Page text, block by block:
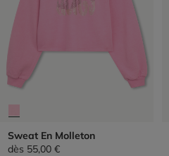
Sweat En Molleton
dès 55,00 €